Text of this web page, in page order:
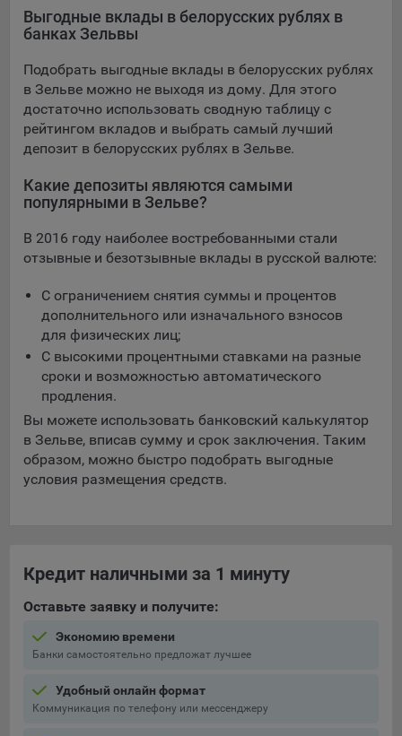
конфиденциальности Яндекс
Google Analytics – сервис веб-аналитики,
Google Data Protection Office, 1600 Amphitheatre Pkwy,
Mountain View, CA 94043, USA.Политика
конфиденциальности Google.
Matomo — это система веб-аналитики, которая позволяет
следит за доступностью сервисов, предоставляемых
Адрес: ООО «Рэкун технолоджи», 220069 г. Минск, пр-т
Дзержинского, д.3Б, пом.44.
Пиксель VK Рекламы - сервис позволяет показывать
рекламу на площадке VK пользователям, которые
Адрес: ООО «ВК», РФ, 125167, г. Москва, Ленинградский
проспект, д. 39, стр. 79, БЦ «SkyLight».
Технические настройки
Технические настройки хранят технические данные вашего
выбора (например, языкового). Техническая аналитика
используется для обеспечения корректной работы сайта.
Компании, которой мы поручаем обработку данных для
данной цели:
Отключение рекламных cookie-файлы не позволит
принимать меры по совершенствованию работы
осуществлять подбор рекламы, иных рекламных
материалов по наиболее актуальному, подходящему
Выгодные вклады в белорусских рублях в
банках Зельвы
Подобрать выгодные вклады в белорусских рублях
в Зельве можно не выходя из дому. Для этого
достаточно использовать сводную таблицу с
рейтингом вкладов и выбрать самый лучший
депозит в белорусских рублях в Зельве.
Какие депозиты являются самыми
популярными в Зельве?
В 2016 году наиболее востребованными стали
отзывные и безотзывные вклады в русской валюте:
С ограничением снятия суммы и процентов
дополнительного или изначального взносов
для физических лиц;
С высокими процентными ставками на разные
сроки и возможностью автоматического
продления.
Вы можете использовать банковский калькулятор
в Зельве, вписав сумму и срок заключения. Таким
образом, можно быстро подобрать выгодные
условия размещения средств.
Кредит наличными за 1 минуту
Оставьте заявку и получите:
Экономию времени
Банки самостоятельно предложат лучшее
Удобный онлайн формат
Коммуникация по телефону или мессенджеру